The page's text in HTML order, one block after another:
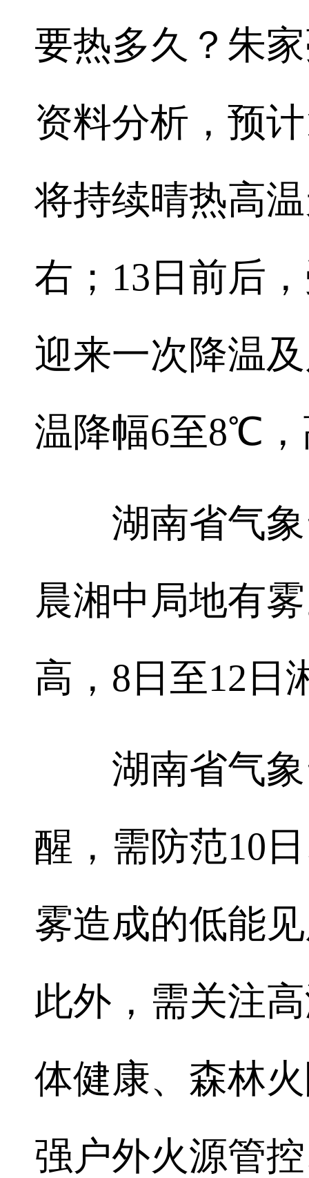
要热多久？朱
资料分析，预
将持续晴热高
右；13日前后
迎来一次降温
温降幅6至8℃
湖南省气象
晨湘中局地有
高，8日至12日
湖南省气象
醒，需防范10
雾造成的低能
此外，需关注
体健康、森林
强户外火源管